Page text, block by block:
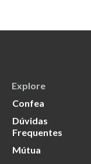
Explore
Confea
Dúvidas
Frequentes
Mútua